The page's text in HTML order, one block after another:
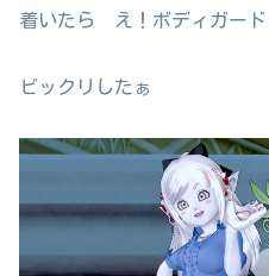
着いたら え！ボディガード
ビックリしたぁ